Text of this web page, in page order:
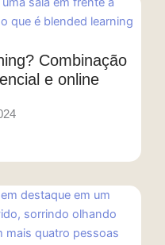
Combinação
e online